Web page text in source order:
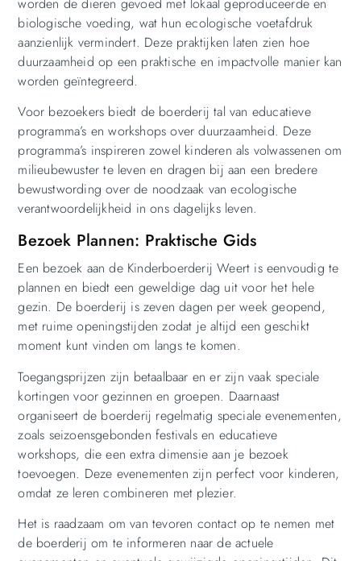
biologische voeding, wat hun ecologische voetafdruk
aanzienlijk vermindert. Deze praktijken laten zien hoe
duurzaamheid op een praktische en impactvolle manier kan
worden geïntegreerd.
Voor bezoekers biedt de boerderij tal van educatieve
programma’s en workshops over duurzaamheid. Deze
programma’s inspireren zowel kinderen als volwassenen om
milieubewuster te leven en dragen bij aan een bredere
bewustwording over de noodzaak van ecologische
verantwoordelijkheid in ons dagelijks leven.
Bezoek Plannen: Praktische Gids
Een bezoek aan de Kinderboerderij Weert is eenvoudig te
plannen en biedt een geweldige dag uit voor het hele
gezin. De boerderij is zeven dagen per week geopend,
met ruime openingstijden zodat je altijd een geschikt
moment kunt vinden om langs te komen.
Toegangsprijzen zijn betaalbaar en er zijn vaak speciale
kortingen voor gezinnen en groepen. Daarnaast
organiseert de boerderij regelmatig speciale evenementen,
zoals seizoensgebonden festivals en educatieve
workshops, die een extra dimensie aan je bezoek
toevoegen. Deze evenementen zijn perfect voor kinderen,
omdat ze leren combineren met plezier.
Het is raadzaam om van tevoren contact op te nemen met
de boerderij om te informeren naar de actuele